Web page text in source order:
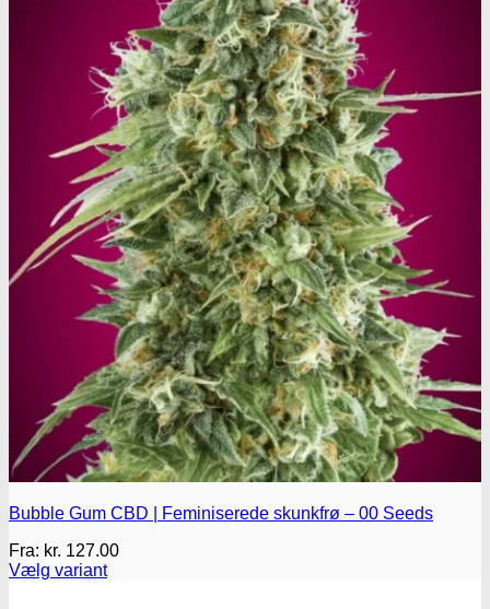
Multi urin test - 3 stoffer
Multi urin test - 10 stoffer
THC urin test - 25ng/ml
THC urin test - 50ng/ml
Oplev alle vores tests her
Bubble Gum CBD | Feminiserede skunkfrø – 00 Seeds
Fra: kr. 127.00
Vælg variant